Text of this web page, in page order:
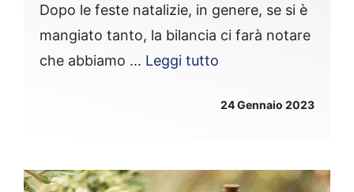
Dopo le feste natalizie, in genere, se si è
mangiato tanto, la bilancia ci farà notare
che abbiamo ... Leggi tutto
24 Gennaio 2023